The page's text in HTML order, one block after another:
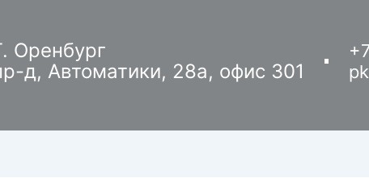
Оренбург
д, Автоматики, 28а, офис 301
Ш12